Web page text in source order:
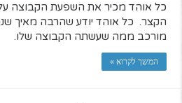
כל אוהד מכיר את השפעת הקבוצה
הקצר. כל אוהד יודע שהרבה מאיך
מורכב ממה שעשתה הקבוצה שלו.
המשך לקרוא »